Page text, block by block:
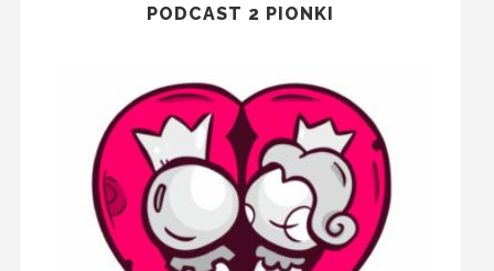
PODCAST 2 PIONKI